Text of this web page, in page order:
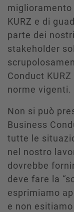
KURZ e di
parte dei
stakeholder
Conduct
norme vigenti.
Non si può
Business
tutte le
nel nostro
dovrebbe
deve fare la
esprimiamo
e non